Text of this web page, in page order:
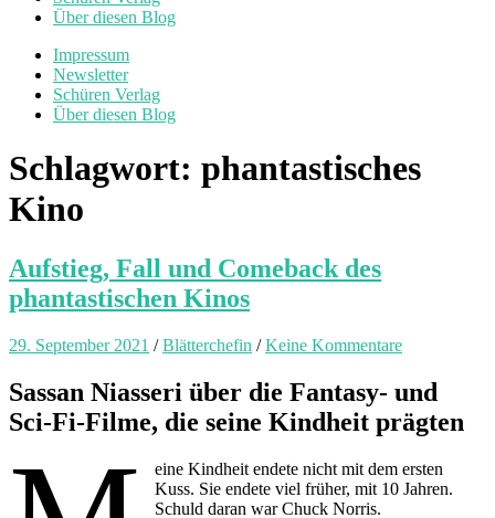
Über diesen Blog
Impressum
Newsletter
Schüren Verlag
Über diesen Blog
Schlagwort: phantastisches
Kino
Aufstieg, Fall und Comeback des
phantastischen Kinos
29. September 2021 /Blätterchefin /Keine Kommentare
Sassan Niasseri über die Fantasy- und
Sci-Fi-Filme, die seine Kindheit prägten
eine Kindheit endete nicht mit dem ersten
Kuss. Sie endete viel früher, mit 10 Jahren.
Schuld daran war Chuck Norris.